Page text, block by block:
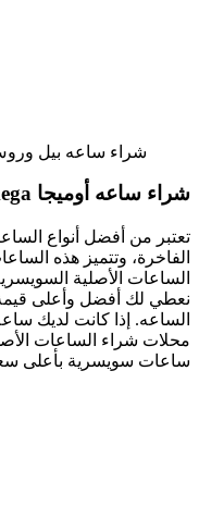
شراء ساعه بيل
شراء ساعه أوميجا Omega
تعتبر من أفضل أنواع
الفاخرة، وتتميز هذه
الساعات الأصلية
نعطي لك أفضل وأعلى
الساعه. إذا كانت لديك
محلات شراء الساعات
ساعات سويسرية بأعلى